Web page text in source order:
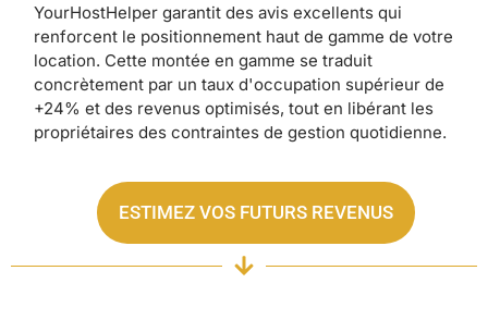
YourHostHelper garantit des avis excellents qui
renforcent le positionnement haut de gamme de votre
location. Cette montée en gamme se traduit
concrètement par un taux d'occupation supérieur de
+24% et des revenus optimisés, tout en libérant les
propriétaires des contraintes de gestion quotidienne.
ESTIMEZ VOS FUTURS REVENUS